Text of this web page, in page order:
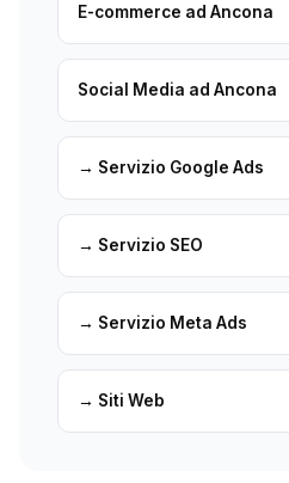
E-commerce ad Ancona
Social Media ad Ancona
→ Servizio Google Ads
→ Servizio SEO
→ Servizio Meta Ads
→ Siti Web